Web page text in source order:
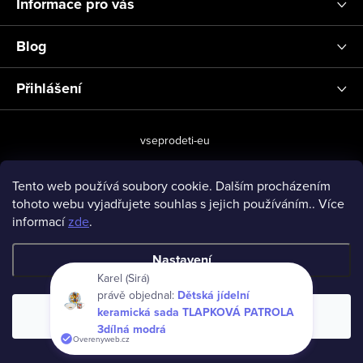
Tento web používá soubory cookie. Dalším procházením
tohoto webu vyjadřujete souhlas s jejich používáním.. Více
informacízde.
Nastavení
Souhlasím
Blog
Přihlášení
vseprodeti-eu
Copyright 2026www.vseprodeti.eu. Všechna práva vyhrazena.
Karel (Sirá)
právě objednal: Dětská jídelní
keramická sada TLAPKOVÁ PATROLA
3dílná modrá
Overenyweb.cz